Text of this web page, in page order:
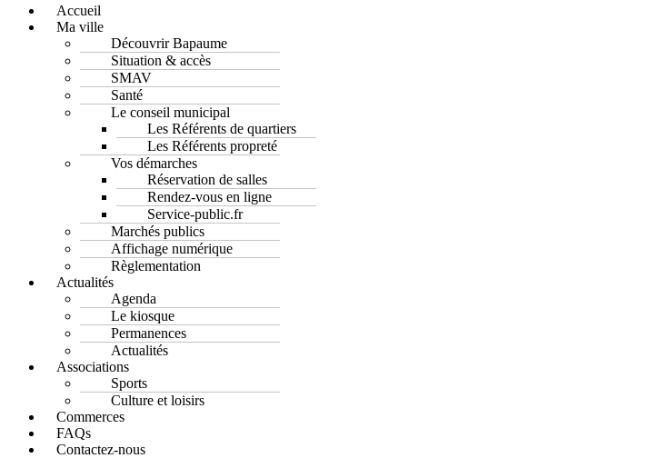
Accueil
Ma ville
Découvrir Bapaume
Situation & accès
SMAV
Santé
Le conseil municipal
Les Référents de quartiers
Les Référents propreté
Vos démarches
Réservation de salles
Rendez-vous en ligne
Service-public.fr
Marchés publics
Affichage numérique
Règlementation
Actualités
Agenda
Le kiosque
Permanences
Actualités
Associations
Sports
Culture et loisirs
Commerces
FAQs
Contactez-nous